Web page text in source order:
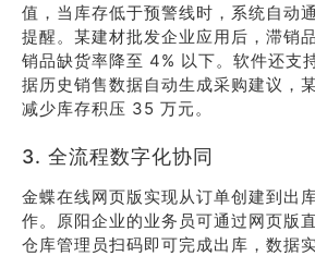
值，当库存低于预警线时，系统自动
提醒。某建材批发企业应用后，滞销
销品缺货率降至 4% 以下。软件还支
据历史销售数据自动生成采购建议，
减少库存积压 35 万元。
3. 全流程数字化协同
金蝶在线网页版实现从订单创建到出
作。原阳企业的业务员可通过网页版
仓库管理员扫码即可完成出库，数据